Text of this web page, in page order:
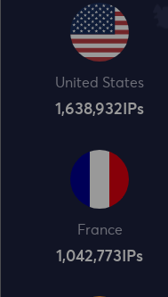
United States
1,638,932 IPs
France
1,042,773 IPs